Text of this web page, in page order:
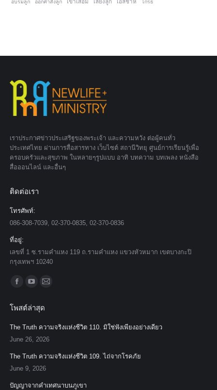
อบรมลูก ออกคำสั่งลูก เข่าเสื่อม เลี้ยงลูก เอลีชาห์ โกรธ
เราประกาศข่าวประเสริฐของพระเจ้า และความหวัง ต่อผู้คนทั่ว
ประเทศไทย ผ่านการสื่อสารทาง เว็บไซต์ สถานีวิทยุ ศูนย์การเรียนรู้เพื่อ
ครอบครัวและสุขภาพ ในหลายๆรูปแบบ อาทิ บทความ บทเพลง หนังสือ
สื่อออนไลน์ และอื่นๆ
ติดต่อเรา
โทรศัพท์:
086-308-7039, 02-370-0835, 02-370-0836
ที่อยู่:
เลขที่ 1 ซ.รามคำแหง 119 ถ.รามคำแหง แขวงหัวหมาก เขตบางกะปิ
กรุงเทพฯ 10240
Find us on:
opens
in
new
opens
in
new
in
new
โพสต์ล่าสุด
The Truth ความจริงแห่งชีวิต 110. มิใช่ฟังเพียงอย่างเดียว
June 26, 2026
The Truth ความจริงแห่งชีวิต 109. ไถ่จากโรคภัย
June 9, 2026
ปัญญาจากคำเทศนาบนภูเขา